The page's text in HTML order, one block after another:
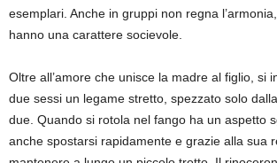
esemplari. Anche in gruppi non regna
hanno una carattere socievole.
Oltre all’amore che unisce la madre al figlio, si
due sessi un legame stretto, spezzato solo
due. Quando si rotola nel fango ha un aspetto
anche spostarsi rapidamente e grazie alla sua